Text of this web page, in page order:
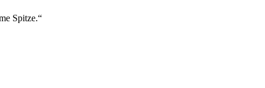
Spitze.“